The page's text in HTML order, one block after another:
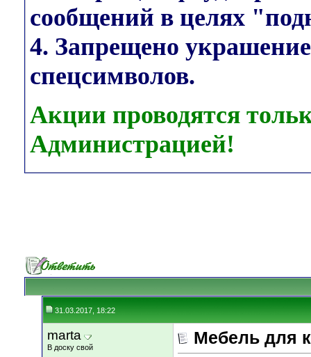
сообщений в целях
4. Запрещено
спецсимволов.
Акции проводятся
Администрацией!
31.03.2017, 18:22
marta
В доску свой Мебель для